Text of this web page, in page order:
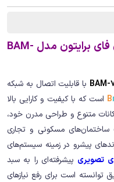
نقد و بررسی گوشی تصویری وای فای برایتون مدل BAM-
با قابلیت اتصال به شبکه
B است که با کیفیت و کارایی بالا
متنوع و طراحی مدرن خود،
ساختمان‌های مسکونی و تجاری
پیشرو در زمینه سیستم‌های
تصویری پیشرفته‌ای را به سبد
است برای رفع نیازهای